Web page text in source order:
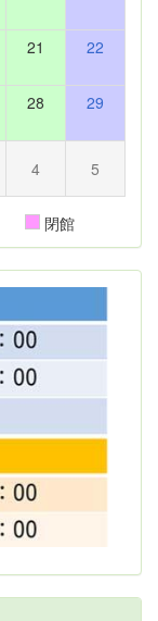
21 22
28 29
4 5
閉館